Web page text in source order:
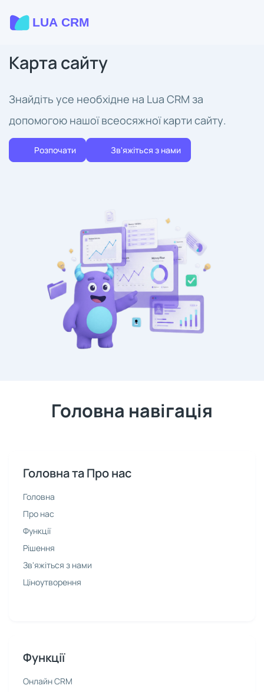
Карта сайту
Знайдіть усе необхідне на Lua CRM за
допомогою нашої всеосяжної карти сайту.
Розпочати Зв'яжіться з нами
Головна навігація
Головна та Про нас
Головна
Про нас
Функції
Рішення
Зв'яжіться з нами
Ціноутворення
Функції
Онлайн CRM